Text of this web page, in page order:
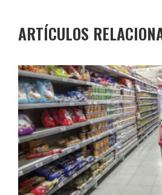
ARTÍCULOS